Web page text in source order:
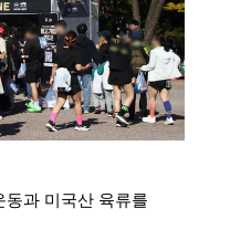
동과 미국산 육류를